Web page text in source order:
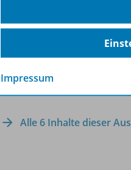
Alle 6 Inhalte dieser
Impressum